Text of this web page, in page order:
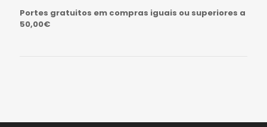
Portes gratuitos em compras iguais ou superiores a
50,00€